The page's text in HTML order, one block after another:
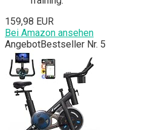
159,98 EUR
Bei Amazon ansehen
AngebotBestseller Nr. 5